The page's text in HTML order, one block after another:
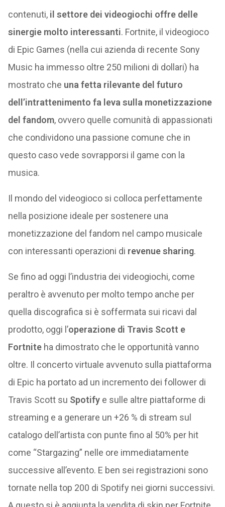
contenuti, il settore dei videogiochi offre delle
sinergie molto interessanti. Fortnite, il videogioco
di Epic Games (nella cui azienda di recente Sony
Music ha immesso oltre 250 milioni di dollari) ha
mostrato che una fetta rilevante del futuro
dell’intrattenimento fa leva sulla monetizzazione
del fandom, ovvero quelle comunità di appassionati
che condividono una passione comune che in
questo caso vede sovrapporsi il game con la
musica.
Il mondo del videogioco si colloca perfettamente
nella posizione ideale per sostenere una
monetizzazione del fandom nel campo musicale
con interessanti operazioni di revenue sharing.
Se fino ad oggi l’industria dei videogiochi, come
peraltro è avvenuto per molto tempo anche per
quella discografica si è soffermata sui ricavi dal
prodotto, oggi l’operazione di Travis Scott e
Fortniteha dimostrato che le opportunità vanno
oltre. Il concerto virtuale avvenuto sulla piattaforma
di Epic ha portato ad un incremento dei follower di
Travis Scott su Spotifye sulle altre piattaforme di
streaming e a generare un +26 % di stream sul
catalogo dell’artista con punte fino al 50% per hit
come “Stargazing” nelle ore immediatamente
successive all’evento. E ben sei registrazioni sono
tornate nella top 200 di Spotify nei giorni successivi.